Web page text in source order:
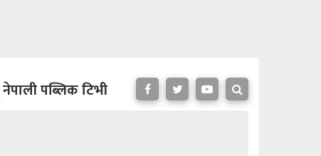
नेपाली पब्लिक टिभी